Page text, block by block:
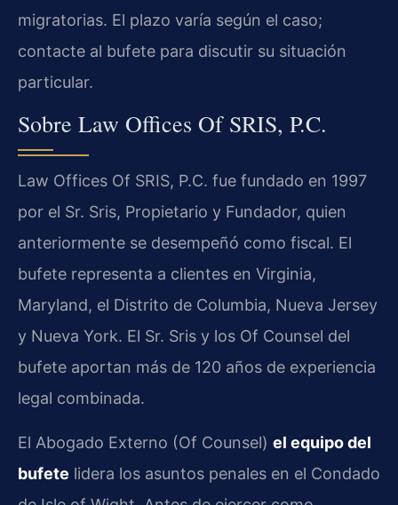
migratorias. El plazo varía según el caso;
contacte al bufete para discutir su situación
particular.
Sobre Law Offices Of SRIS, P.C.
Law Offices Of SRIS, P.C. fue fundado en 1997
por el Sr. Sris, Propietario y Fundador, quien
anteriormente se desempeñó como fiscal. El
bufete representa a clientes en Virginia,
Maryland, el Distrito de Columbia, Nueva Jersey
y Nueva York. El Sr. Sris y los Of Counsel del
bufete aportan más de 120 años de experiencia
legal combinada.
El Abogado Externo (Of Counsel) el equipo del
bufete lidera los asuntos penales en el Condado